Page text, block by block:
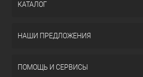
КАТАЛОГ
НАШИ ПРЕДЛОЖЕНИЯ
ПОМОЩЬ И СЕРВИСЫ